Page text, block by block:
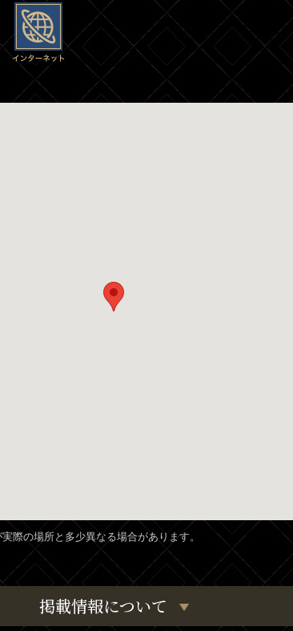
際の場所と多少異なる場合があります。
掲載情報について